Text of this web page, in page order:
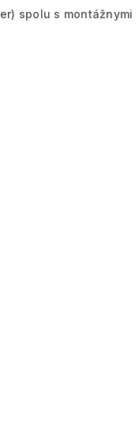
spolu s montážnymi